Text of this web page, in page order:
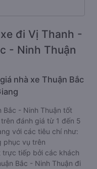
đi Vị Thanh -
- Ninh Thuận
nhà xe Thuận Bắc
Bắc - Ninh Thuận tốt
đánh giá từ 1 đến 5
với các tiêu chí như:
phục vụ trên
tiếp bởi các khách
Bắc - Ninh Thuận đi